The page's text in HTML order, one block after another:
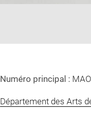
Numéro principal :
Département des Arts